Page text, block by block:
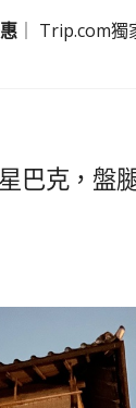
｜ Trip.com獨
巴克，盤